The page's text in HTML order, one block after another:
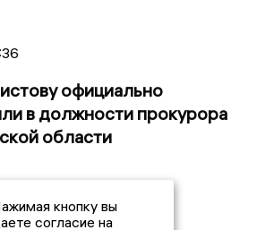
официально
в должности прокурора
области
кнопку вы
согласие на